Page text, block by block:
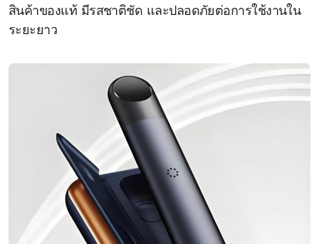
สินค้าของแท้ มีรสชาติชัด และปลอดภัยต่อการใช้งานใน
ระยะยาว